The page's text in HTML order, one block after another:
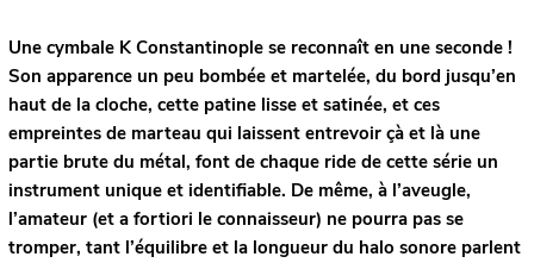
Une cymbale K Constantinople se reconnaît en une seconde !
Son apparence un peu bombée et martelée, du bord jusqu’en
haut de la cloche, cette patine lisse et satinée, et ces
empreintes de marteau qui laissent entrevoir çà et là une
partie brute du métal, font de chaque ride de cette série un
instrument unique et identifiable. De même, à l’aveugle,
l’amateur (et a fortiori le connaisseur) ne pourra pas se
tromper, tant l’équilibre et la longueur du halo sonore parlent